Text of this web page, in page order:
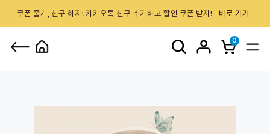
쿠폰 줄게, 친구 하자! 카카오톡 친구 추가하고 할인 쿠폰 받자! 바로 가기
0